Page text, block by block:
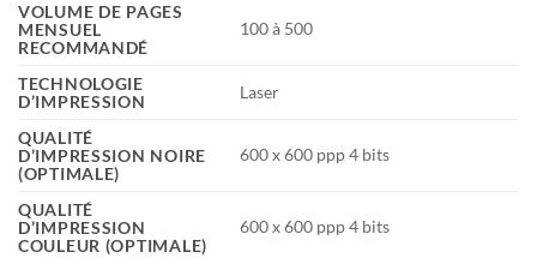
VOLUME DE PAGES
MENSUEL
RECOMMANDÉ
100 à 500
TECHNOLOGIE
D’IMPRESSION
Laser
QUALITÉ
D’IMPRESSION NOIRE
(OPTIMALE)
600 x 600 ppp 4 bits
QUALITÉ
D’IMPRESSION
COULEUR (OPTIMALE)
600 x 600 ppp 4 bits